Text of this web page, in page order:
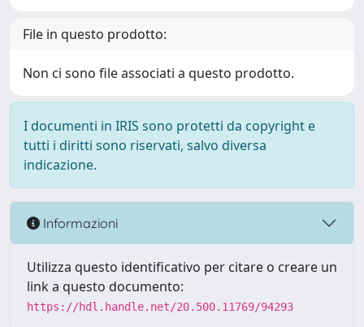
File in questo prodotto:
Non ci sono file associati a questo prodotto.
I documenti in IRIS sono protetti da copyright e
tutti i diritti sono riservati, salvo diversa
indicazione.
Informazioni
Utilizza questo identificativo per citare o creare un
link a questo documento:
https://hdl.handle.net/20.500.11769/94293